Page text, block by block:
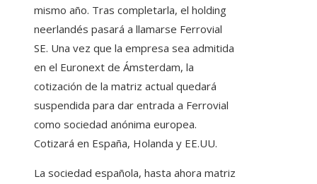
mismo año. Tras completarla, el holding
neerlandés pasará a llamarse Ferrovial
SE. Una vez que la empresa sea admitida
en el Euronext de Ámsterdam, la
cotización de la matriz actual quedará
suspendida para dar entrada a Ferrovial
como sociedad anónima europea.
Cotizará en España, Holanda y EE.UU.
La sociedad española, hasta ahora matriz